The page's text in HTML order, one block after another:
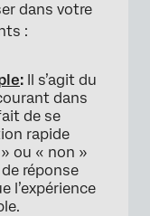
dans votre
:
: Il s’agit du
dans
de se
rapide
ou « non »
réponse
l’expérience